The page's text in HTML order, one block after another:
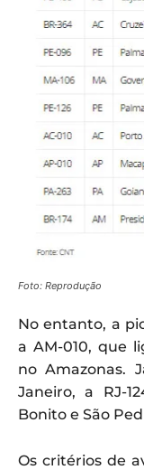
Foto: Reprodução
No entanto, a
a AM-010, que
no Amazonas.
Janeiro, a RJ-
Bonito e São
Os critérios de